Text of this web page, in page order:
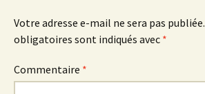
Votre adresse e-mail ne sera pas publiée.
obligatoires sont indiqués avec *
Commentaire *